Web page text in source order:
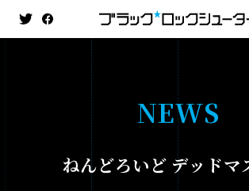
MENU
NEWS
NEWS
ねんどろいど デッドマ